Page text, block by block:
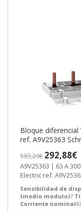
Bloque diferencial
ref. A9V25363
593,20€ 292,88€
A9V25363 | 63 A 300 mA Acti 9 7 Bloque Vigi de Schneider
Electric ref.
Sensibilidad de
(medio modulo)7
Corriente nominal